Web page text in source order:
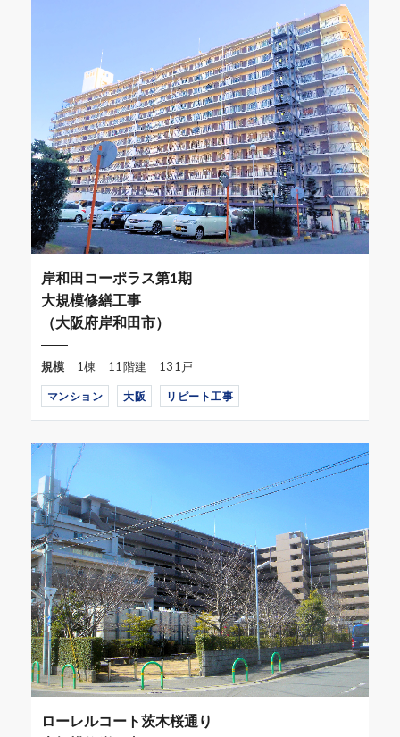
岸和田コーポラス第1期
大規模修繕工事
（大阪府岸和田市）
規模 1棟 11階建 131戸
マンション 大阪 リピート工事
ローレルコート茨木桜通り